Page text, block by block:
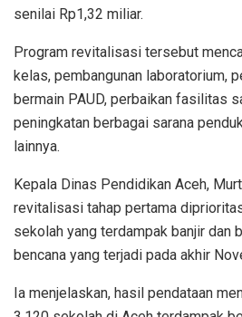
senilai Rp1,32 miliar.
Program revitalisasi tersebut
kelas, pembangunan laboratorium,
bermain PAUD, perbaikan fasilitas
peningkatan berbagai sarana
lainnya.
Kepala Dinas Pendidikan Aceh,
revitalisasi tahap pertama
sekolah yang terdampak banjir dan
bencana yang terjadi pada akhir
Ia menjelaskan, hasil pendataan